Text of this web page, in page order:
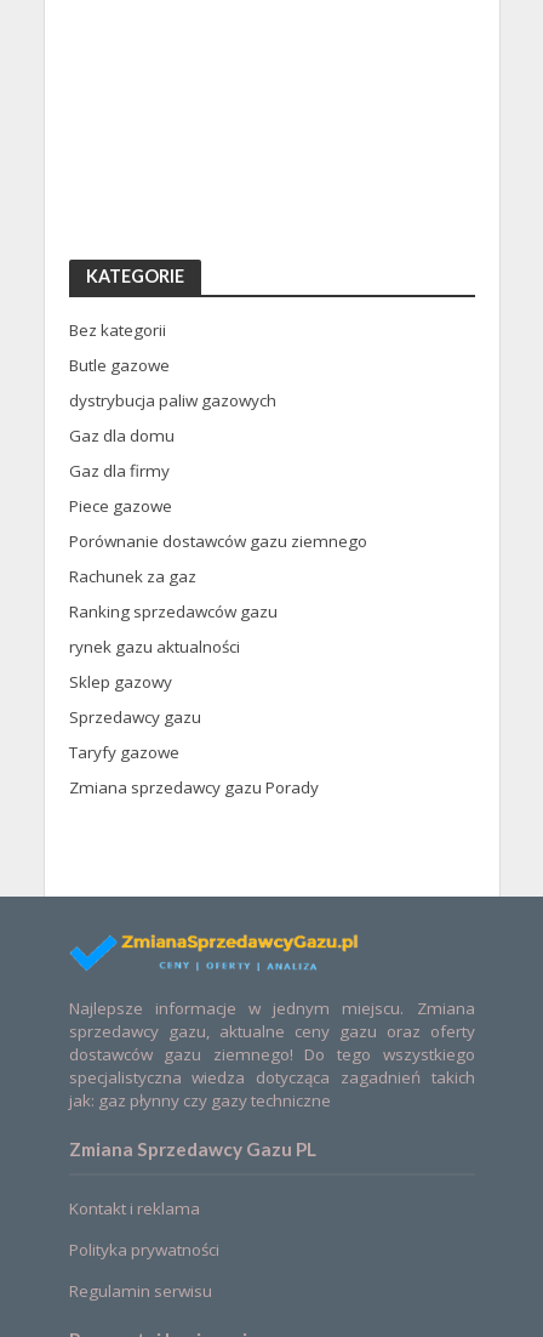
KATEGORIE
Bez kategorii
Butle gazowe
dystrybucja paliw gazowych
Gaz dla domu
Gaz dla firmy
Piece gazowe
Porównanie dostawców gazu ziemnego
Rachunek za gaz
Ranking sprzedawców gazu
rynek gazu aktualności
Sklep gazowy
Sprzedawcy gazu
Taryfy gazowe
Zmiana sprzedawcy gazu Porady
Najlepsze informacje w jednym miejscu. Zmiana
sprzedawcy gazu, aktualne ceny gazu oraz oferty
dostawców gazu ziemnego! Do tego wszystkiego
specjalistyczna wiedza dotycząca zagadnień takich
jak: gaz płynny czy gazy techniczne
Zmiana Sprzedawcy Gazu PL
Kontakt i reklama
Polityka prywatności
Regulamin serwisu